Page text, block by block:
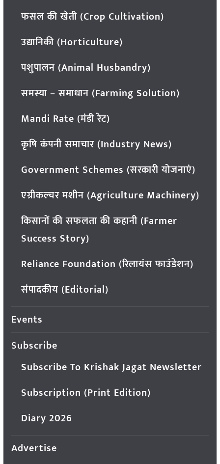
फसल की खेती (Crop Cultivation)
उद्यानिकी (Horticulture)
पशुपालन (Animal Husbandry)
समस्या – समाधान (Farming Solution)
Mandi Rate (मंडी रेट)
कृषि कंपनी समाचार (Industry News)
Government Schemes (सरकारी योजनाएं)
एग्रीकल्चर मशीन (Agriculture Machinery)
किसानों की सफलता की कहानी (Farmer
Success Story)
Reliance Foundation (रिलायंस फाउंडेशन)
संपादकीय (Editorial)
Events
Subscribe
Subscribe To Krishak Jagat Newsletter
Subscription (Print Edition)
Diary 2026
Advertise